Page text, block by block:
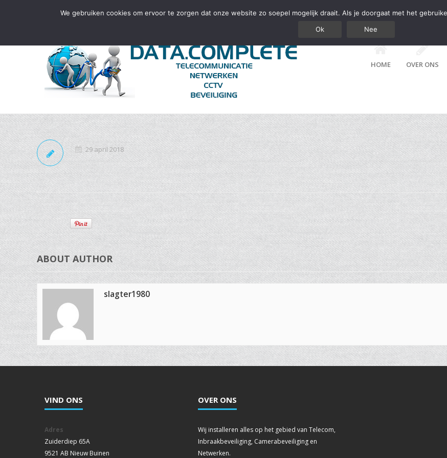
info@datacomplete.nl +31859020370
HOME OVER ONS
29 april 2018
ABOUT AUTHOR
slagter1980
VIND ONS
Adres
Zuiderdiep 65A
9521 AB Nieuw Buinen
OVER ONS
Wij installeren alles op het gebied van Telecom,
Inbraakbeveiliging, Camerabeveiliging en
Netwerken.
We gebruiken cookies om ervoor te zorgen dat onze website zo soepel mogelijk draait. Als je doorgaat met het
Ok
Nee